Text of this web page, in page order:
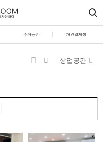
주거공간 개인결제창
상업공간